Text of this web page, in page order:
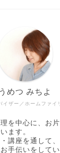
イザー／ホームファイ
うめつ みちよ
を中心に、お
ます。
講座を通して
手伝いをしてい